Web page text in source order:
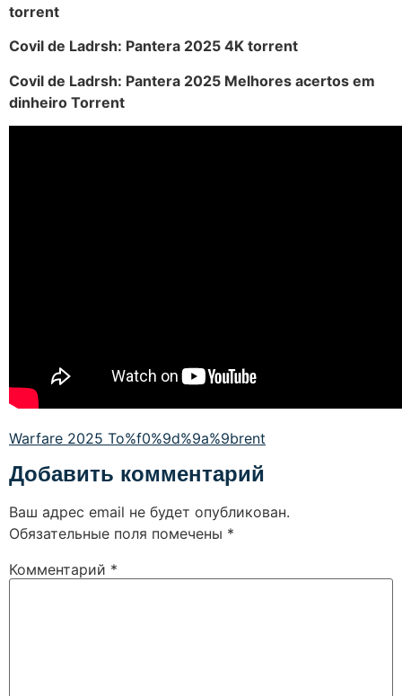
torrent
Covil de Ladrsh: Pantera 2025 4K torrent
Covil de Ladrsh: Pantera 2025 Melhores acertos em
dinheiro Torrent
Warfare 2025 To%f0%9d%9a%9brent
Добавить комментарий
Ваш адрес email не будет опубликован.
Обязательные поля помечены *
Комментарий *